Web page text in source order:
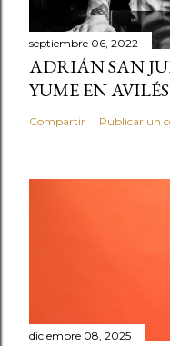
septiembre 06, 2022
ADRIÁN SAN
YUME EN
Compartir Publicar un
diciembre 08, 2025